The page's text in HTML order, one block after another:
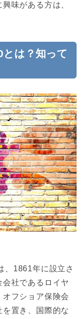
味がある方は、
は？知って
、1861年に設立さ
社であるロイヤ
フショア保険会
置き、国際的な